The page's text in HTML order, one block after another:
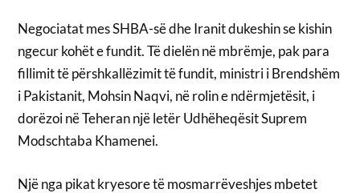
Negociatat mes SHBA-së dhe Iranit dukeshin se kishin
ngecur kohët e fundit. Të dielën në mbrëmje, pak para
fillimit të përshkallëzimit të fundit, ministri i Brendshëm
i Pakistanit, Mohsin Naqvi, në rolin e ndërmjetësit, i
dorëzoi në Teheran një letër Udhëheqësit Suprem
Modschtaba Khamenei.
Një nga pikat kryesore të mosmarrëveshjes mbetet